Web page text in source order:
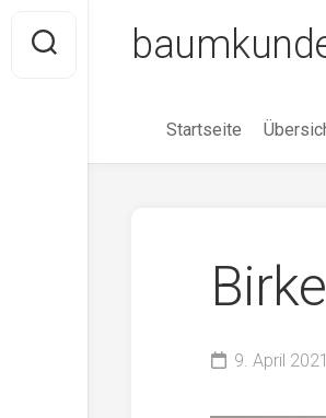
content
Startseite
Birke
9. April 2021